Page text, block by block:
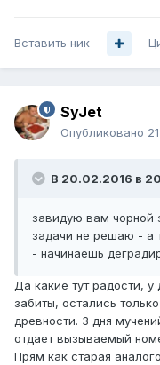
Вставить ник
SyJet
Опубликовано
В 20.02.2016 в
завидую вам чорной
задачи не решаю - а
- начинаешь
Да какие тут радости,
забиты, остались
древности. 3 дня
отдает вызываемый
Прям как старая